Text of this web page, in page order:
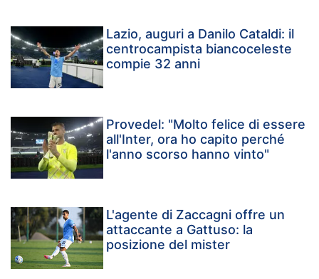
Lazio, auguri a Danilo Cataldi: il
centrocampista biancoceleste
compie 32 anni
Provedel: "Molto felice di essere
all'Inter, ora ho capito perché
l'anno scorso hanno vinto"
L'agente di Zaccagni offre un
attaccante a Gattuso: la
posizione del mister